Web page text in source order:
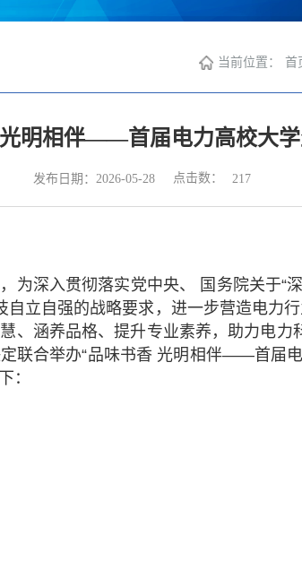
当前位置： 首
明相伴——首届电力高校大学
发布日期：2026-05-28 点击数： 217
为深入贯彻落实党中央、 国务院关于“
自立自强的战略要求，进一步营造电力
、涵养品格、提升专业素养，助力电力
联合举办“品味书香 光明相伴——首届
：